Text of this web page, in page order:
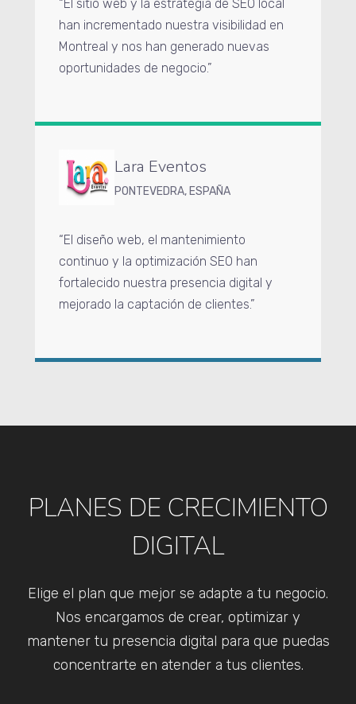
“El sitio web y la estrategia de SEO local
han incrementado nuestra visibilidad en
Montreal y nos han generado nuevas
oportunidades de negocio.”
Lara Eventos
PONTEVEDRA, ESPAÑA
“El diseño web, el mantenimiento
continuo y la optimización SEO han
fortalecido nuestra presencia digital y
mejorado la captación de clientes.”
PLANES DE CRECIMIENTO
DIGITAL
Elige el plan que mejor se adapte a tu negocio.
Nos encargamos de crear, optimizar y
mantener tu presencia digital para que puedas
concentrarte en atender a tus clientes.